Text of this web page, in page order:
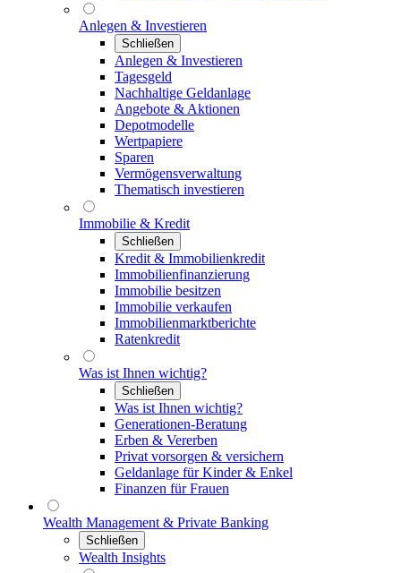
Anlegen & Investieren
Schließen
Anlegen & Investieren
Tagesgeld
Nachhaltige Geldanlage
Angebote & Aktionen
Depotmodelle
Wertpapiere
Sparen
Vermögensverwaltung
Thematisch investieren
Immobilie & Kredit
Schließen
Kredit & Immobilienkredit
Immobilienfinanzierung
Immobilie besitzen
Immobilie verkaufen
Immobilienmarktberichte
Ratenkredit
Was ist Ihnen wichtig?
Schließen
Was ist Ihnen wichtig?
Generationen-Beratung
Erben & Vererben
Privat vorsorgen & versichern
Geldanlage für Kinder & Enkel
Finanzen für Frauen
Wealth Management & Private Banking
Schließen
Wealth Insights